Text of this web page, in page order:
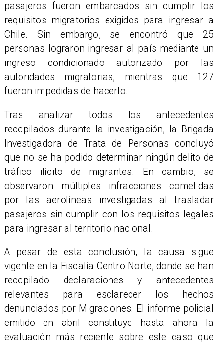
pasajeros fueron embarcados sin cumplir los
requisitos migratorios exigidos para ingresar a
Chile. Sin embargo, se encontró que 25
personas lograron ingresar al país mediante un
ingreso condicionado autorizado por las
autoridades migratorias, mientras que 127
fueron impedidas de hacerlo.
Tras analizar todos los antecedentes
recopilados durante la investigación, la Brigada
Investigadora de Trata de Personas concluyó
que no se ha podido determinar ningún delito de
tráfico ilícito de migrantes. En cambio, se
observaron múltiples infracciones cometidas
por las aerolíneas investigadas al trasladar
pasajeros sin cumplir con los requisitos legales
para ingresar al territorio nacional.
A pesar de esta conclusión, la causa sigue
vigente en la Fiscalía Centro Norte, donde se han
recopilado declaraciones y antecedentes
relevantes para esclarecer los hechos
denunciados por Migraciones. El informe policial
emitido en abril constituye hasta ahora la
evaluación más reciente sobre este caso que